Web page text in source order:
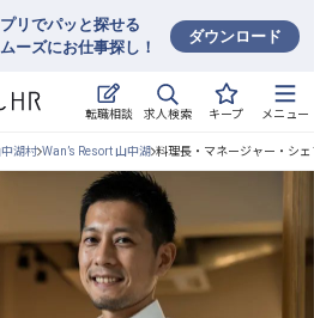
リでパッと探せる
ーズにお仕事探し！
ダウンロード
転職相談 求人検索 キープ メニュー
を探す
職 合同説明会
HRについて
中湖村 Wan’s Resort 山中湖 料理長・マネージャー・シ